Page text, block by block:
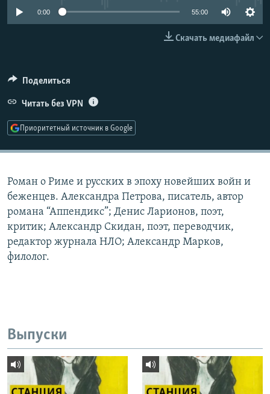
РАСПИСАНИЕ ВЕЩАНИЯ
0:00 55:00
Скачать медиафайл
Поделиться
Читать без VPN
Приоритетный источник в Google
Роман о Риме и русских в эпоху новейших войн и
беженцев. Александра Петрова, писатель, автор
романа “Аппендикс”; Денис Ларионов, поэт,
критик; Александр Скидан, поэт, переводчик,
редактор журнала НЛО; Александр Марков,
филолог.
Выпуски